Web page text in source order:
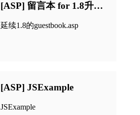
[ASP] 留言本 for 1.8升级版
延续1.8的guestbook.asp
[ASP] JSExample
JSExample